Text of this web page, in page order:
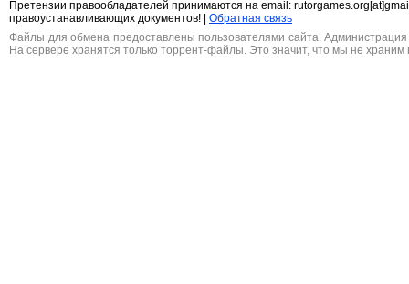
Претензии правообладателей принимаются на email:
правоустанавливающих документов! |
Обратная связь
Файлы для обмена предоставлены пользователями сайта. Администрация
На сервере хранятся только торрент-файлы. Это значит, что мы не